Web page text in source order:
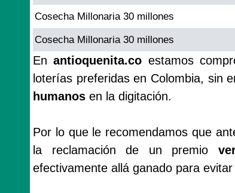
Cosecha Millonaria 30 millones
Cosecha Millonaria 30 millones
Enantioquenita.co estamos
loterías preferidas en Colombia, sin
humanos en la digitación.
Por lo que le recomendamos que
la reclamación de un premio
efectivamente allá ganado para